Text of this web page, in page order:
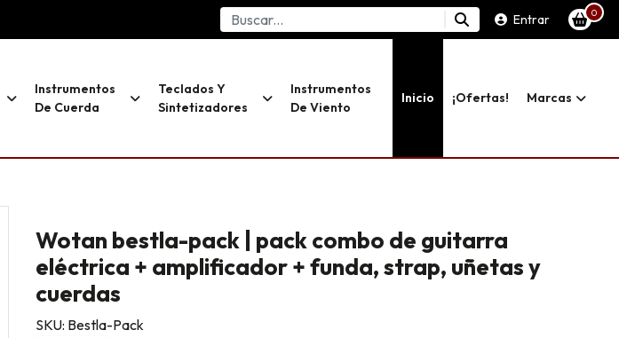
Entrar 0
Instrumentos
De Cuerda
Teclados Y
Sintetizadores
Instrumentos
De Viento
Inicio ¡ofertas! Marcas
Wotan bestla-pack | pack combo de guitarra
eléctrica + amplificador + funda, strap, uñetas y
cuerdas
SKU: Bestla-Pack